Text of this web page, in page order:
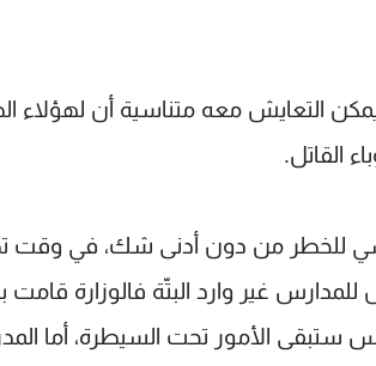
التعايش معه متناسية أن لهؤلاء
القاتل.
للخطر من دون أدنى شك، في وقت
للمدارس غير وارد البتّة فالوزارة قامت
ستبقى الأمور تحت السيطرة، أما